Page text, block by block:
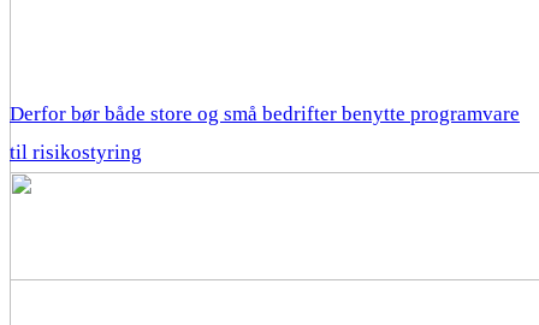
Derfor bør både store og små bedrifter benytte programvare
til risikostyring